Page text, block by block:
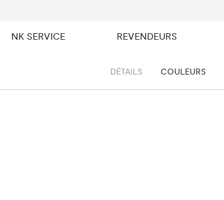
NK SERVICE REVENDEURS
DÉTAILS COULEURS